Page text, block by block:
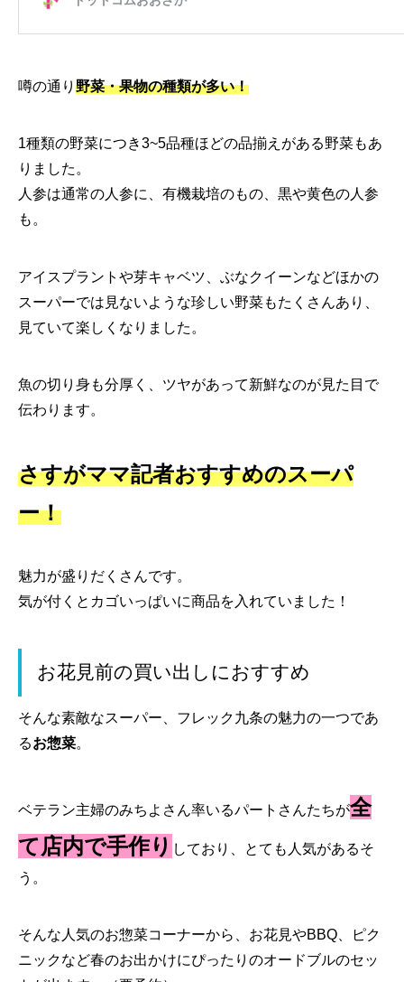
噂の通り 野菜・果物の種類が多い！
1種類の野菜につき3~5品種ほどの品揃えがある野菜もあ
りました。
人参は通常の人参に、有機栽培のもの、黒や黄色の人参
も。
アイスプラントや芽キャベツ、ぶなクイーンなどほかの
スーパーでは見ないような珍しい野菜もたくさんあり、
見ていて楽しくなりました。
魚の切り身も分厚く、ツヤがあって新鮮なのが見た目で
伝わります。
さすがママ記者おすすめのスーパ
ー！
魅力が盛りだくさんです。
気が付くとカゴいっぱいに商品を入れていました！
お花見前の買い出しにおすすめ
そんな素敵なスーパー、フレック九条の魅力の一つであ
るお惣菜。
ベテラン主婦のみちよさん率いるパートさんたちが全
て店内で手作り しており、とても人気があるそ
う。
そんな人気のお惣菜コーナーから、お花見やBBQ、ピク
ニックなど春のお出かけにぴったりのオードブルのセッ